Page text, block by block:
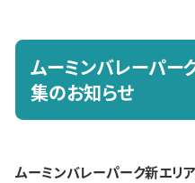
ムーミンバレーパー
集のお知らせ
ムーミンバレーパーク新エリ